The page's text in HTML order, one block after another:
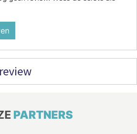
PARTNERS